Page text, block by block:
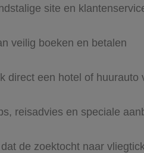
site en
veilig boeken en betalen
direct een hotel of huurauto
reisadvies en speciale
de zoektocht naar